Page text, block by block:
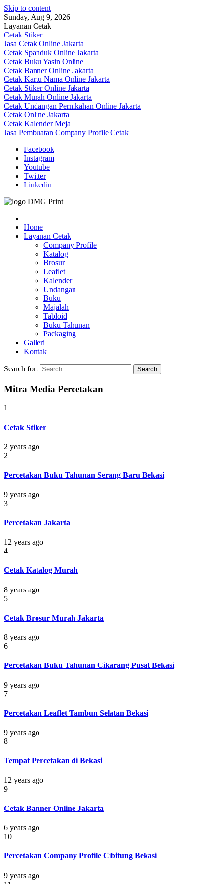
Skip to content
Sunday, Aug 9, 2026
Layanan Cetak
Cetak Stiker
Jasa Cetak Online Jakarta
Cetak Spanduk Online Jakarta
Cetak Buku Yasin Online
Cetak Banner Online Jakarta
Cetak Kartu Nama Online Jakarta
Cetak Stiker Online Jakarta
Cetak Murah Online Jakarta
Cetak Undangan Pernikahan Online Jakarta
Cetak Online Jakarta
Cetak Kalender Meja
Jasa Pembuatan Company Profile Cetak
Facebook
Instagram
Youtube
Twitter
Linkedin
Jasa Cetak Online DMG Printing
Home
Layanan Cetak
Company Profile
Katalog
Brosur
Leaflet
Kalender
Undangan
Buku
Majalah
Tabloid
Buku Tahunan
Packaging
Galleri
Kontak
Search for:
Mitra Media Percetakan
1
Cetak Stiker
2 years ago
2
Percetakan Buku Tahunan Serang Baru Bekasi
9 years ago
3
Percetakan Jakarta
12 years ago
4
Cetak Katalog Murah
8 years ago
5
Cetak Brosur Murah Jakarta
8 years ago
6
Percetakan Buku Tahunan Cikarang Pusat Bekasi
9 years ago
7
Percetakan Leaflet Tambun Selatan Bekasi
9 years ago
8
Tempat Percetakan di Bekasi
12 years ago
9
Cetak Banner Online Jakarta
6 years ago
10
Percetakan Company Profile Cibitung Bekasi
9 years ago